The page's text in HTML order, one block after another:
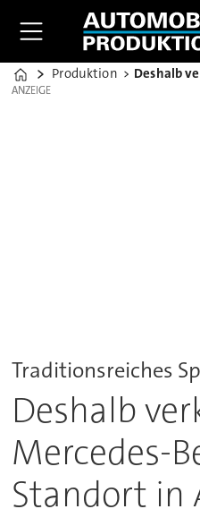
Home
Produktion
ANZEIGE
ANZEIGE
Traditionsreiches
Deshalb
Mercedes-
Standort in